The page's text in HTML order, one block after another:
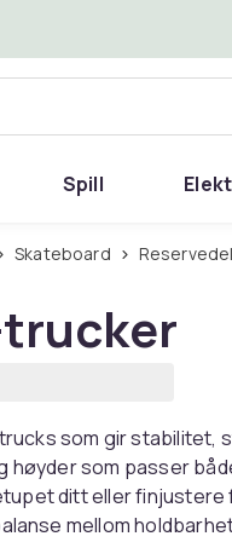
Spill
Skateboard
som gir stabilitet,
høyder som passer
ditt eller finjustere
mellom